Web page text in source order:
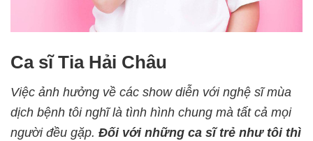
Ca sĩ Tia Hải Châu
Việc ảnh hưởng về các show diễn với nghệ sĩ mùa
dịch bệnh tôi nghĩ là tình hình chung mà tất cả mọi
người đều gặp. Đối với những ca sĩ trẻ như tôi thì